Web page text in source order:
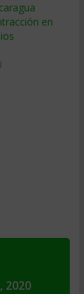
en
2020